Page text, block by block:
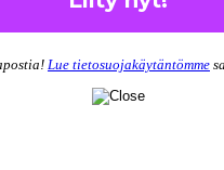
Lue tietosuojakäytäntömme